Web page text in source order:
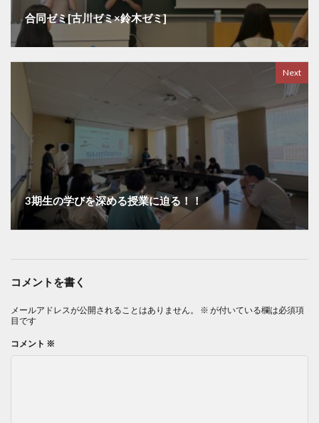
合同ゼミ[古川ゼミ×鈴木ゼミ]
Next
3期生の学びを深める授業に迫る！！
コメントを書く
メールアドレスが公開されることはありません。 ※ が付いている欄は必須項
目です
コメント ※